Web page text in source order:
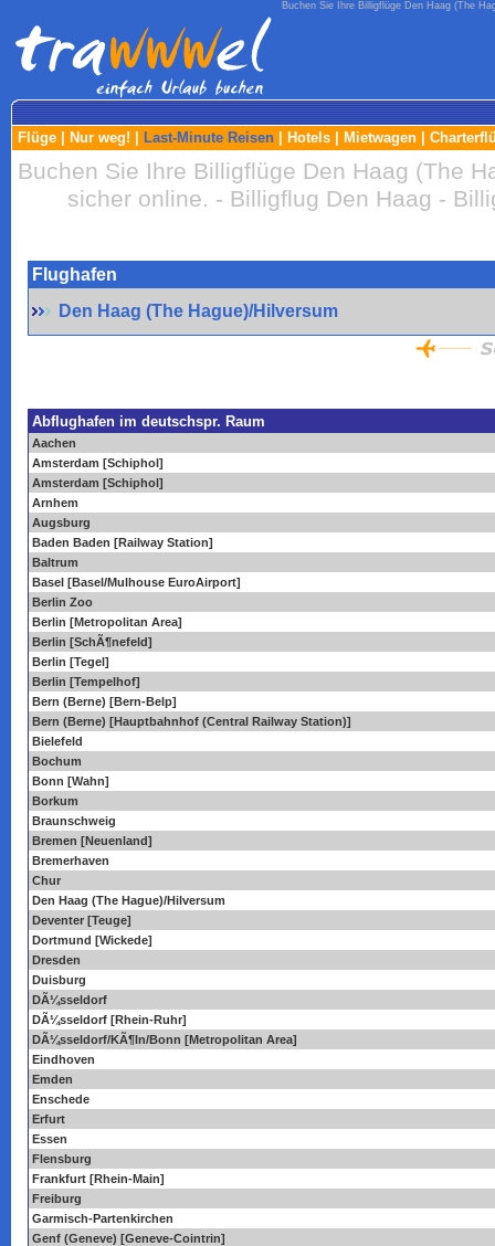
Buchen Sie Ihre Billigflüge Den Haag (The
Flüge Nur weg! Last-Minute Reisen Hotels Mietwagen
Buchen Sie Ihre Billigflüge Den Haag (The
sicher online. - Billigflug Den Haag -
Flughafen
Den Haag (The Hague)/Hilversum
Abflughafen im deutschspr. Raum
Aachen
Amsterdam [Schiphol]
Amsterdam [Schiphol]
Arnhem
Augsburg
Baden Baden [Railway Station]
Baltrum
Basel [Basel/Mulhouse EuroAirport]
Berlin Zoo
Berlin [Metropolitan Area]
Berlin [SchÃ¶nefeld]
Berlin [Tegel]
Berlin [Tempelhof]
Bern (Berne) [Bern-Belp]
Bern (Berne) [Hauptbahnhof (Central Railway Station)]
Bielefeld
Bochum
Bonn [Wahn]
Borkum
Braunschweig
Bremen [Neuenland]
Bremerhaven
Chur
Den Haag (The Hague)/Hilversum
Deventer [Teuge]
Dortmund [Wickede]
Dresden
Duisburg
DÃ¼sseldorf
DÃ¼sseldorf [Rhein-Ruhr]
DÃ¼sseldorf/KÃ¶ln/Bonn [Metropolitan Area]
Eindhoven
Emden
Enschede
Erfurt
Essen
Flensburg
Frankfurt [Rhein-Main]
Freiburg
Garmisch-Partenkirchen
Genf (Geneve) [Geneve-Cointrin]